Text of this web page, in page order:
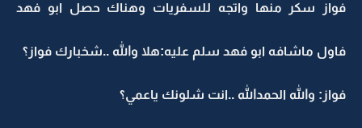
فواز سكر منها واتجه للسفريات وهناك حصل ابو فهد
فاول ماشافه ابو فهد سلم عليه:هلا والله ..شخبارك فواز؟
فواز: والله الحمدالله ..انت شلونك ياعمي؟